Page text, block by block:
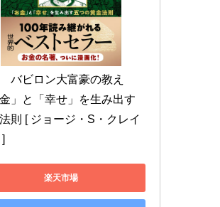
バビロン大富豪の教え
金」と「幸せ」を生み出す
則 [ ジョージ・S・クレイ
楽天市場